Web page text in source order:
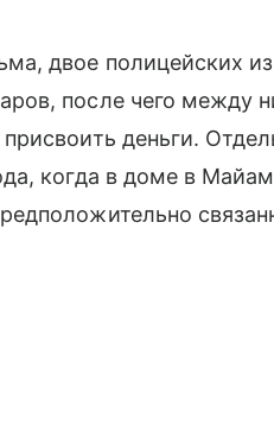
двое полицейских
после чего между
деньги.
когда в доме в